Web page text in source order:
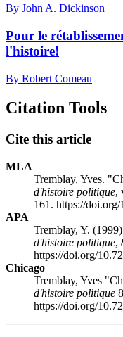
By John A. Dickinson
Pour le
l'histoire!
By Robert Comeau
Citation Tools
Cite this article
MLA
Tremblay, Yves.
d'histoire politique,
161. https://
APA
Tremblay, Y.
d'histoire politique,
https://doi.org/
Chicago
Tremblay, Yves
d'histoire politique
https://doi.org/